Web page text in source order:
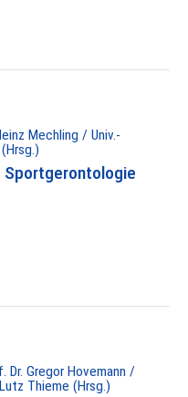
Mechling / Univ.-
Sportgerontologie
Dr. Gregor Hovemann /
Thieme (Hrsg.)